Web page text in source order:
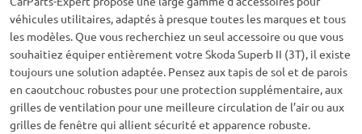
véhicules utilitaires, adaptés à presque toutes les marques et tous
les modèles. Que vous recherchiez un seul accessoire ou que vous
souhaitiez équiper entièrement votre Skoda Superb II (3T), il existe
toujours une solution adaptée. Pensez aux tapis de sol et de parois
en caoutchouc robustes pour une protection supplémentaire, aux
grilles de ventilation pour une meilleure circulation de l’air ou aux
grilles de fenêtre qui allient sécurité et apparence robuste.